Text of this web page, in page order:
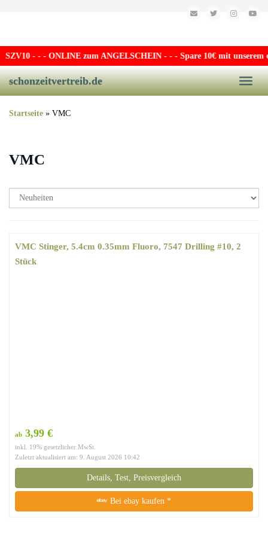
SZV10- - - ONLINE zum ANGELSCHEIN - - - Spare 10€ mit unserem
schonzeitvertreib.de
Startseite » VMC
VMC
VMC Stinger, 5.4cm 0.35mm Fluoro, 7547 Drilling #10, 2
Stück
ab 3,99 €
inkl. 19% gesetzlicher MwSt.
Zuletzt aktualisiert am: 9. August 2026 10:42
Details, Test, Preisvergleich
Bei ebay kaufen *